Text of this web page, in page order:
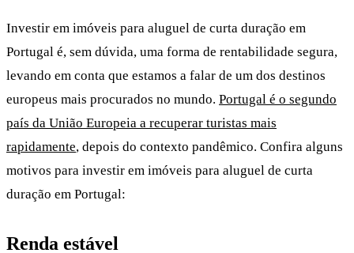
Investir em imóveis para aluguel de curta duração em
Portugal é, sem dúvida, uma forma de rentabilidade segura,
levando em conta que estamos a falar de um dos destinos
europeus mais procurados no mundo. Portugal é o segundo
país da União Europeia a recuperar turistas mais
rapidamente, depois do contexto pandêmico. Confira alguns
motivos para investir em imóveis para aluguel de curta
duração em Portugal:
Renda estável